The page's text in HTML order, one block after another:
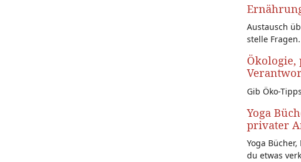
Austausch
stelle Fragen.
Ökologie,
Gib Öko-
Yoga
privater
Yoga
du etwas